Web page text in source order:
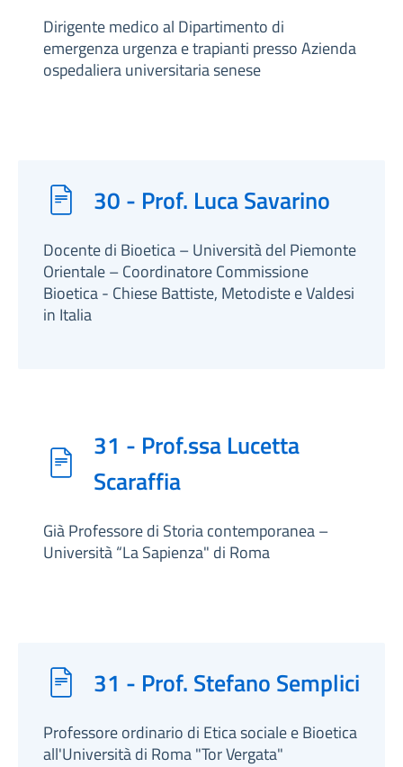
Dirigente medico al Dipartimento di
emergenza urgenza e trapianti presso Azienda
ospedaliera universitaria senese
30 - Prof. Luca Savarino
Docente di Bioetica – Università del Piemonte
Orientale – Coordinatore Commissione
Bioetica - Chiese Battiste, Metodiste e Valdesi
in Italia
31 - Prof.ssa Lucetta
Scaraffia
Già Professore di Storia contemporanea –
Università “La Sapienza" di Roma
31 - Prof. Stefano Semplici
Professore ordinario di Etica sociale e Bioetica
all'Università di Roma "Tor Vergata"